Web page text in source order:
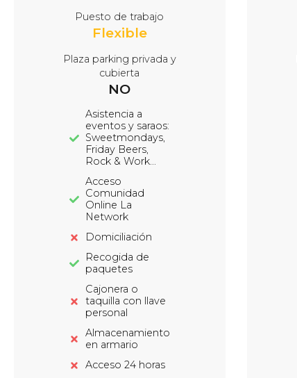
Puesto de trabajo
Flexible
Plaza parking privada y
cubierta
NO
Asistencia a
eventos y saraos:
Sweetmondays,
Friday Beers,
Rock & Work...
Acceso
Comunidad
Online La
Network
Domiciliación
Recogida de
paquetes
Cajonera o
taquilla con llave
personal
Almacenamiento
en armario
Acceso 24 horas